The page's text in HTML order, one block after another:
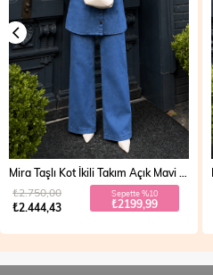
₺2.444,43
₺2.750,00 Sepette %10
₺2199,99